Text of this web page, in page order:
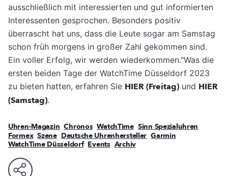
ausschließlich mit interessierten und gut informierten
Interessenten gesprochen. Besonders positiv
überrascht hat uns, dass die Leute sogar am Samstag
schon früh morgens in großer Zahl gekommen sind.
Ein voller Erfolg, wir werden wiederkommen."Was die
ersten beiden Tage der WatchTime Düsseldorf 2023
zu bieten hatten, erfahren Sie HIER (Freitag) und HIER
(Samstag).
Uhren-Magazin Chronos WatchTime Sinn Spezialuhren
Formex Szene Deutsche Uhrenhersteller Garmin
WatchTime Düsseldorf Events Archiv